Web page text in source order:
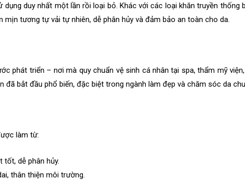
duy nhất một lần rồi loại bỏ. Khác với các loại khăn truyền thống
mịn tương tự vải tự nhiên, dễ phân hủy và đảm bảo an toàn cho da.
phát triển – nơi mà quy chuẩn vệ sinh cá nhân tại spa, thẩm mỹ
đã bắt đầu phổ biến, đặc biệt trong ngành làm đẹp và chăm sóc da
làm từ:
tốt, dễ phân hủy.
thân thiện môi trường.